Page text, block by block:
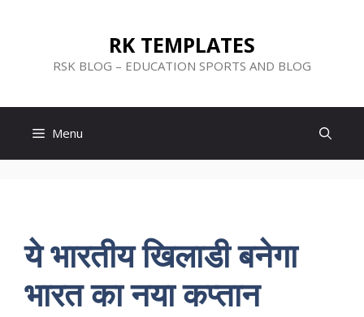
RK TEMPLATES
RSK BLOG – EDUCATION SPORTS AND BLOG
Menu
ये भारतीय खिलाडी बनेगा
भारत का नया कप्तान